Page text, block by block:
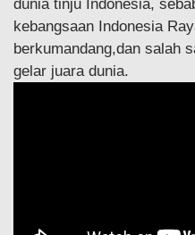
dunia tinju Indonesia,
kebangsaan Indonesia
berkumandang,dan salah
gelar juara dunia.